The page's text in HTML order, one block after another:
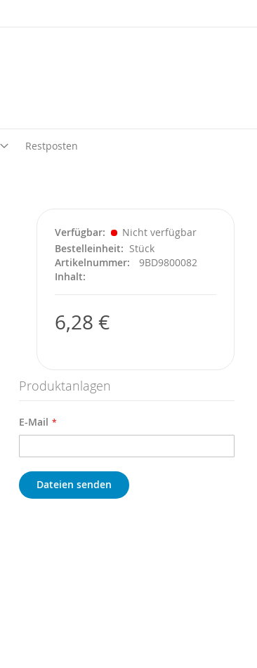
Restposten
Verfügbar
Nicht verfügbar
Bestelleinheit
Stück
Artikelnummer
9BD9800082
Inhalt
6,28 €
Produktanlagen
E-Mail
Dateien senden